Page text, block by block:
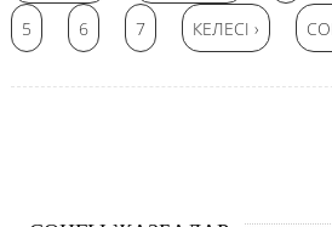
5 6 7 КЕЛЕСІ ›